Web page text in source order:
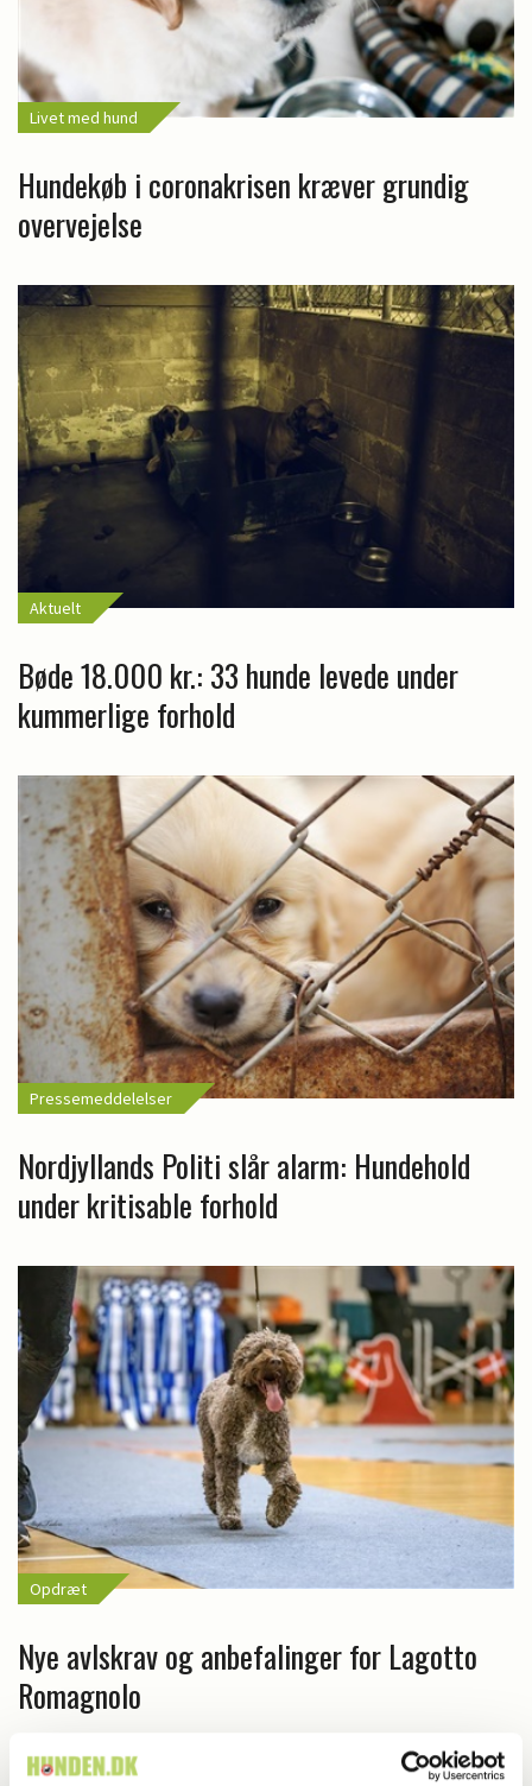
Livet med hund
Hundekøb i coronakrisen kræver grundig
overvejelse
Aktuelt
Bøde 18.000 kr.: 33 hunde levede under
kummerlige forhold
Pressemeddelelser
Nordjyllands Politi slår alarm: Hundehold
under kritisable forhold
Opdræt
Nye avlskrav og anbefalinger for Lagotto
Romagnolo